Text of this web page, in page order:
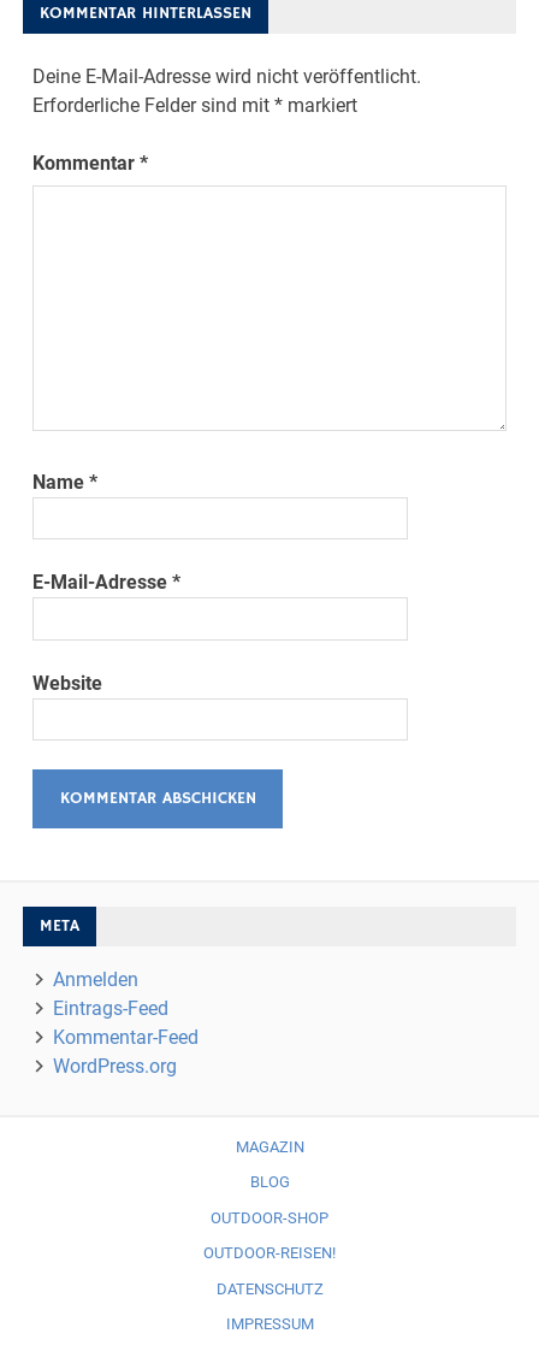
KOMMENTAR HINTERLASSEN
Deine E-Mail-Adresse wird nicht veröffentlicht.
Erforderliche Felder sind mit* markiert
Kommentar*
Name*
E-Mail-Adresse*
Website
META
Anmelden
Eintrags-Feed
Kommentar-Feed
WordPress.org
MAGAZIN
BLOG
OUTDOOR-SHOP
OUTDOOR-REISEN!
DATENSCHUTZ
IMPRESSUM